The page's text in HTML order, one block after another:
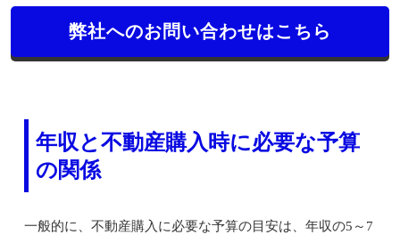
弊社へのお問い合わせはこちら
年収と不動産購入時に必要な予算
の関係
一般的に、不動産購入に必要な予算の目安は、年収の5～7